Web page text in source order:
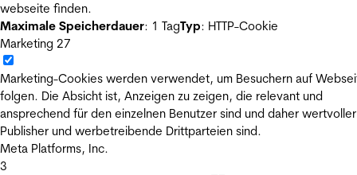
webseite finden.
Maximale Speicherdauer: 1 TagTyp: HTTP-Cookie
Marketing 27
Marketing-Cookies werden verwendet, um Besuchern auf
folgen. Die Absicht ist, Anzeigen zu zeigen, die relevant und
ansprechend für den einzelnen Benutzer sind und daher
Publisher und werbetreibende Drittparteien sind.
Meta Platforms, Inc.
3